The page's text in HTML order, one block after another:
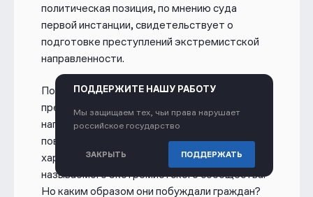
политическая позиция, по мнению суда
первой инстанции, свидетельствует о
подготовке преступлений экстремистской
направленности.
Побуждение граждан к совершению
преступлений экстремистской
направленности — это неоднократно
повторяется в приговоре — такой была
характеристика деятельности так
называемого экстремистского сообщества.
Но каким образом они побуждали граждан?
ПОДДЕРЖИТЕ НАШУ РАБОТУ
Мы защищаем тех, чьи права нарушает
российское государство
ЗАКРЫТЬ ПОДДЕРЖАТЬ